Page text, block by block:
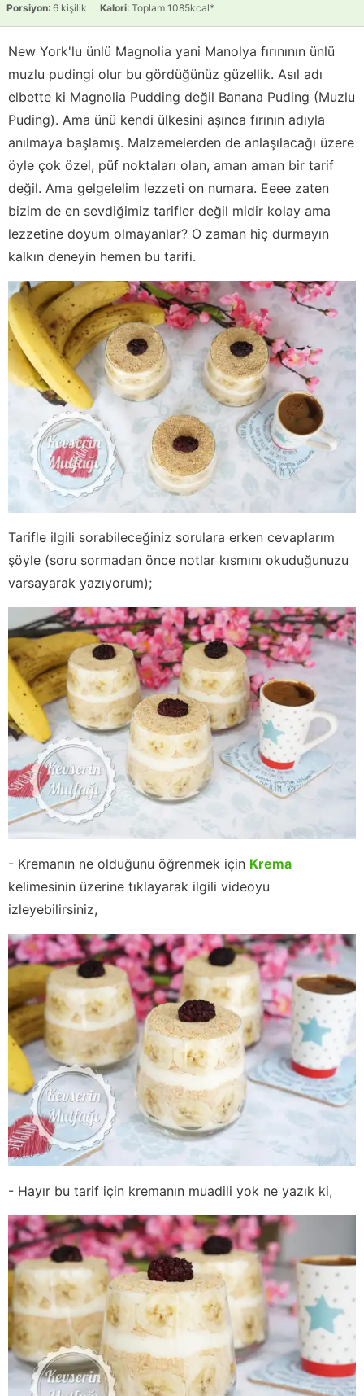
Porsiyon: 6 kişilik Kalori: Toplam 1085kcal*
New York'lu ünlü Magnolia yani Manolya fırınının ünlü
muzlu pudingi olur bu gördüğünüz güzellik. Asıl adı
elbette ki Magnolia Pudding değil Banana Puding (Muzlu
Puding). Ama ünü kendi ülkesini aşınca fırının adıyla
anılmaya başlamış. Malzemelerden de anlaşılacağı üzere
öyle çok özel, püf noktaları olan, aman aman bir tarif
değil. Ama gelgelelim lezzeti on numara. Eeee zaten
bizim de en sevdiğimiz tarifler değil midir kolay ama
lezzetine doyum olmayanlar? O zaman hiç durmayın
kalkın deneyin hemen bu tarifi.
Tarifle ilgili sorabileceğiniz sorulara erken cevaplarım
şöyle (soru sormadan önce notlar kısmını okuduğunuzu
varsayarak yazıyorum);
- Kremanın ne olduğunu öğrenmek için Krema
kelimesinin üzerine tıklayarak ilgili videoyu
izleyebilirsiniz,
- Hayır bu tarif için kremanın muadili yok ne yazık ki,